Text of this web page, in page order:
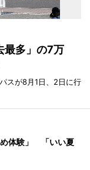
最多」の7万
スが8月1日、2日に行
め体験」 「いい夏